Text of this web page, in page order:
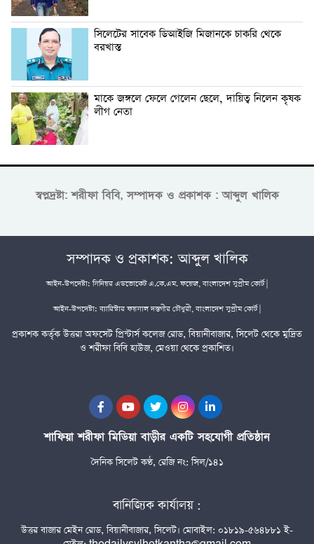
সিলেটের সাবেক ডিআইজি মিজানকে চাকরি থেকে
বরখাস্ত
মাকে জঙ্গলে ফেলে গেলেন ছেলে, দায়িত্ব নিলেন কৃষক
লীগ নেতা
স্বপ্নদ্রষ্টা: শরীফা বিবি, সম্পাদক ও প্রকাশক : আব্দুল খালিক
সম্পাদক ও প্রকাশক: আব্দুল খালিক
আইন-উপদেষ্টা: সিনিয়র এডভোকেট এ.কে.এম. ফয়েজ, বাংলাদেশ সুপ্রীম কোর্ট |
আইন-উপদেষ্টা: ব্যারিস্টার ফয়সাল দস্তগীর চৌধুরী, বাংলাদেশ সুপ্রীম কোর্ট |
প্রকাশক কর্তৃক উত্তরা অফসেট প্রিন্টার্স কলেজ রোড, বিয়ানীবাজার, সিলেট থেকে মুদ্রিত
ও শরীফা বিবি হাউজ, মেওয়া থেকে প্রকাশিত।
শাফিয়া শরীফা মিডিয়া বাড়ীর একটি সহযোগী প্রতিষ্ঠান
দৈনিক সিলেট কণ্ঠ, রেজি নং: সিল/১৪১
বানিজ্যিক কার্যালয় :
উত্তর বাজার মেইন রোড, বিয়ানীবাজার, সিলেট। মোবাইল: ০১৮১৯-৫৬৪৮৮১ ই-